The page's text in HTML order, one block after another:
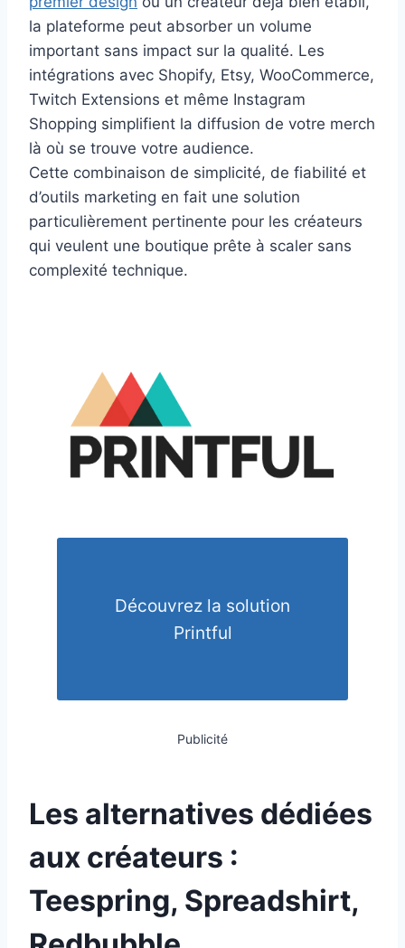
la plateforme peut absorber un volume
important sans impact sur la qualité. Les
intégrations avec Shopify, Etsy, WooCommerce,
Twitch Extensions et même Instagram
Shopping simplifient la diffusion de votre merch
là où se trouve votre audience.
Cette combinaison de simplicité, de fiabilité et
d’outils marketing en fait une solution
particulièrement pertinente pour les créateurs
qui veulent une boutique prête à scaler sans
complexité technique.
Découvrez la solution
Printful
Publicité
Les alternatives dédiées
aux créateurs :
Teespring, Spreadshirt,